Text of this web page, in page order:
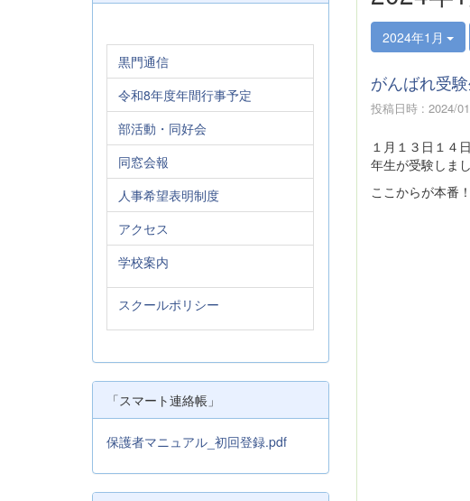
2024年1月
がんばれ受験
投稿日時 : 2024/
１月１３日１４
年生が受験しまし
ここからが本番
黒門通信
令和8年度年間行事予定
部活動・同好会
同窓会報
人事希望表明制度
アクセス
学校案内
スクールポリシー
「スマート連絡帳」
保護者マニュアル_初回登録.pdf